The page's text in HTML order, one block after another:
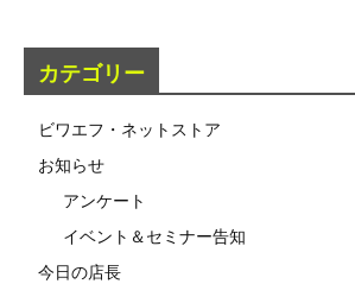
カテゴリー
ビワエフ・ネットストア
お知らせ
アンケート
イベント＆セミナー告知
今日の店長